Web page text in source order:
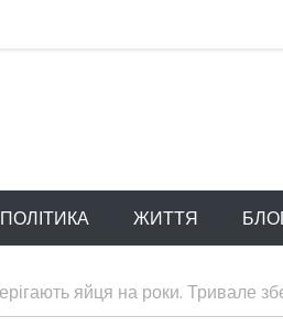
ПОЛІТИКА ЖИТТЯ
яйця на роки. Тривале